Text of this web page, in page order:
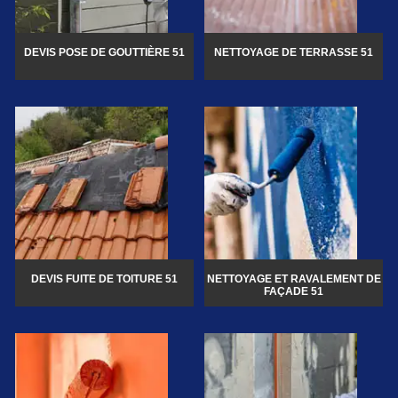
DEVIS POSE DE GOUTTIÈRE 51 NETTOYAGE DE TERRASSE 51
DEVIS FUITE DE TOITURE 51
NETTOYAGE ET RAVALEMENT DE
FAÇADE 51